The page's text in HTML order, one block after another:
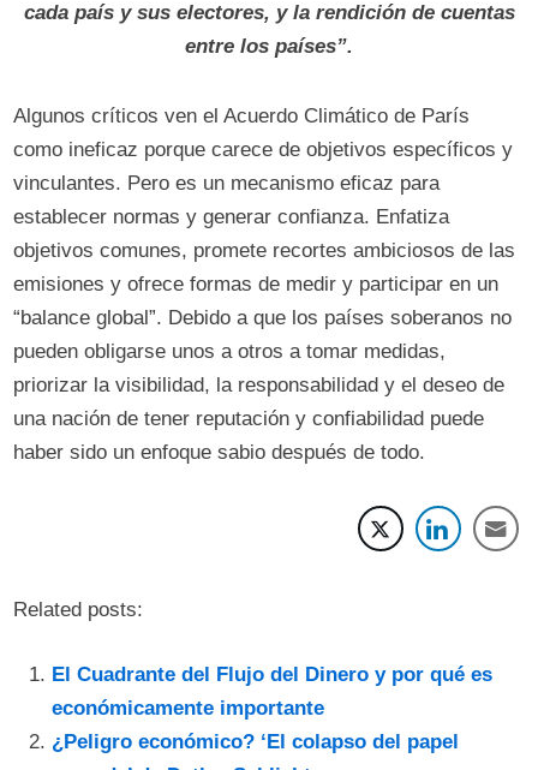
cada país y sus electores, y la rendición de cuentas
entre los países”.
Algunos críticos ven el Acuerdo Climático de París
como ineficaz porque carece de objetivos específicos y
vinculantes. Pero es un mecanismo eficaz para
establecer normas y generar confianza. Enfatiza
objetivos comunes, promete recortes ambiciosos de las
emisiones y ofrece formas de medir y participar en un
“balance global”. Debido a que los países soberanos no
pueden obligarse unos a otros a tomar medidas,
priorizar la visibilidad, la responsabilidad y el deseo de
una nación de tener reputación y confiabilidad puede
haber sido un enfoque sabio después de todo.
Related posts:
El Cuadrante del Flujo del Dinero y por qué es
económicamente importante
¿Peligro económico? ‘El colapso del papel